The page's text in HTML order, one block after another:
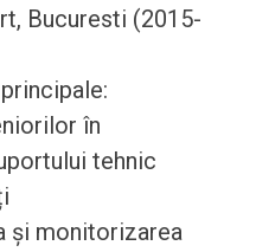
Bucuresti (2015-
în
tehnic
și monitorizarea